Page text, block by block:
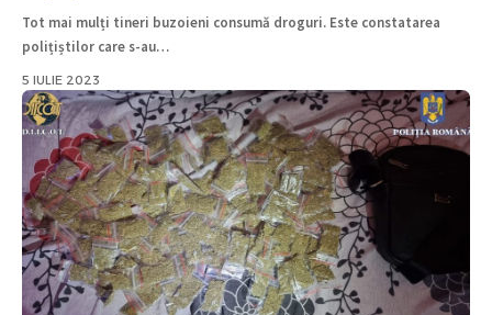
Tot mai mulți tineri buzoieni consumă droguri. Este constatarea
polițiștilor care s-au…
5 IULIE 2023